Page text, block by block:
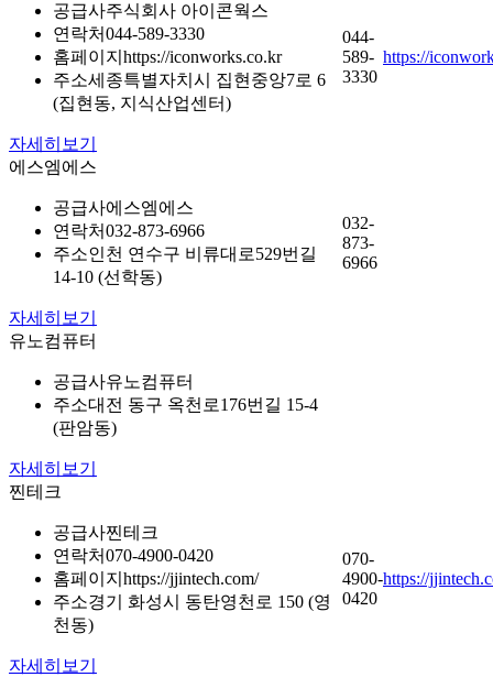
공급사주식회사 아이콘웍스
연락처044-589-3330
홈페이지 https://iconworks.co.kr
주소세종특별자치시 집현중앙7로 6
(집현동, 지식산업센터)
자세히보기
044-
589-
3330
https://
에스엠에스
공급사에스엠에스
연락처032-873-6966
주소인천 연수구 비류대로529번길
14-10 (선학동)
자세히보기
032-
873-
6966
유노컴퓨터
공급사유노컴퓨터
주소대전 동구 옥천로176번길 15-4
(판암동)
자세히보기
찐테크
공급사찐테크
연락처070-4900-0420
홈페이지 https://jjintech.com/
주소경기 화성시 동탄영천로 150 (영
천동)
자세히보기
070-
4900-
0420
https://